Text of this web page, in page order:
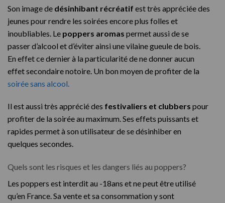
Son image de désinhibant récréatif est très appréciée des
jeunes pour rendre les soirées encore plus folles et
inoubliables. Le poppers aromas permet aussi de se
passer d’alcool et d’éviter ainsi une vilaine gueule de bois.
En effet ce dernier à la particularité de ne donner aucun
effet secondaire notoire. Un bon moyen de profiter de la
soirée sans alcool.
Il est aussi très apprécié des festivaliers et clubbers pour
profiter de la soirée au maximum. Ses effets puissants et
rapides permet à son utilisateur de se désinhiber en
quelques secondes.
Quels sont les risques et les dangers liés au poppers?
Les poppers est interdit au -18ans et ne peut être utilisé
qu’en France. Sa vente et sa consommation y sont